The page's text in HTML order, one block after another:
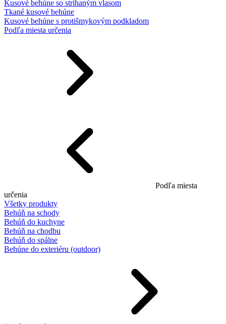
Kusové behúne so strihaným vlasom
Tkané kusové behúne
Kusové behúne s protišmykovým podkladom
Podľa miesta určenia
Podľa miesta
určenia
Všetky produkty
Behúň na schody
Behúň do kuchyne
Behúň na chodbu
Behúň do spálne
Behúne do exteriéru (outdoor)